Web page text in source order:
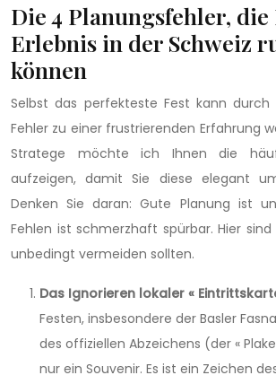
Die 4 Planungsfehler,
Erlebnis in der Schweiz
können
Selbst das perfekteste Fest kann durch
Fehler zu einer frustrierenden Erfahrung
Stratege möchte ich Ihnen die
aufzeigen, damit Sie diese elegant
Denken Sie daran: Gute Planung ist
Fehlen ist schmerzhaft spürbar. Hier sind
unbedingt vermeiden sollten.
Das Ignorieren lokaler «
Festen, insbesondere der Basler
des offiziellen Abzeichens (der «
nur ein Souvenir. Es ist ein Zeichen